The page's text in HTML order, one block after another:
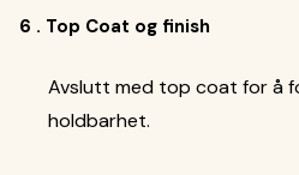
6 . Top Coat og finish
Avslutt med top coat for å
holdbarhet.